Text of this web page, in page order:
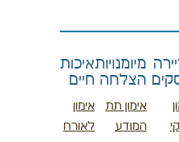
מיומנויות
הצלחה
אימון תת
המודע
איכות
חיים
אימון
לאורח